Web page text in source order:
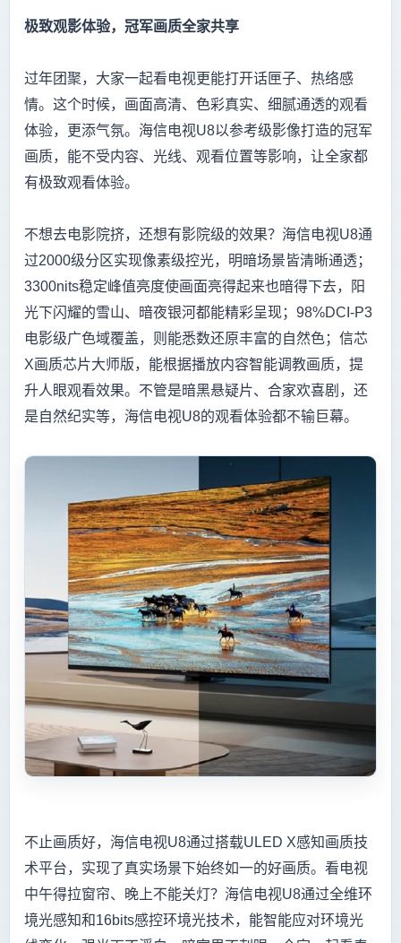
极致观影体验，冠军画质全家共享
过年团聚，大家一起看电视更能打开话匣子、热络感
情。这个时候，画面高清、色彩真实、细腻通透的观看
体验，更添气氛。海信电视U8以参考级影像打造的冠军
画质，能不受内容、光线、观看位置等影响，让全家都
有极致观看体验。
不想去电影院挤，还想有影院级的效果？海信电视U8通
过2000级分区实现像素级控光，明暗场景皆清晰通透；
3300nits稳定峰值亮度使画面亮得起来也暗得下去，阳
光下闪耀的雪山、暗夜银河都能精彩呈现；98%DCI-P3
电影级广色域覆盖，则能悉数还原丰富的自然色；信芯
X画质芯片大师版，能根据播放内容智能调教画质，提
升人眼观看效果。不管是暗黑悬疑片、合家欢喜剧，还
是自然纪实等，海信电视U8的观看体验都不输巨幕。
不止画质好，海信电视U8通过搭载ULED X感知画质技
术平台，实现了真实场景下始终如一的好画质。看电视
中午得拉窗帘、晚上不能关灯？海信电视U8通过全维环
境光感知和16bits感控环境光技术，能智能应对环境光